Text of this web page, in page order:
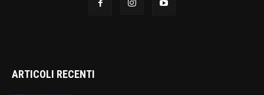
ARTICOLI RECENTI